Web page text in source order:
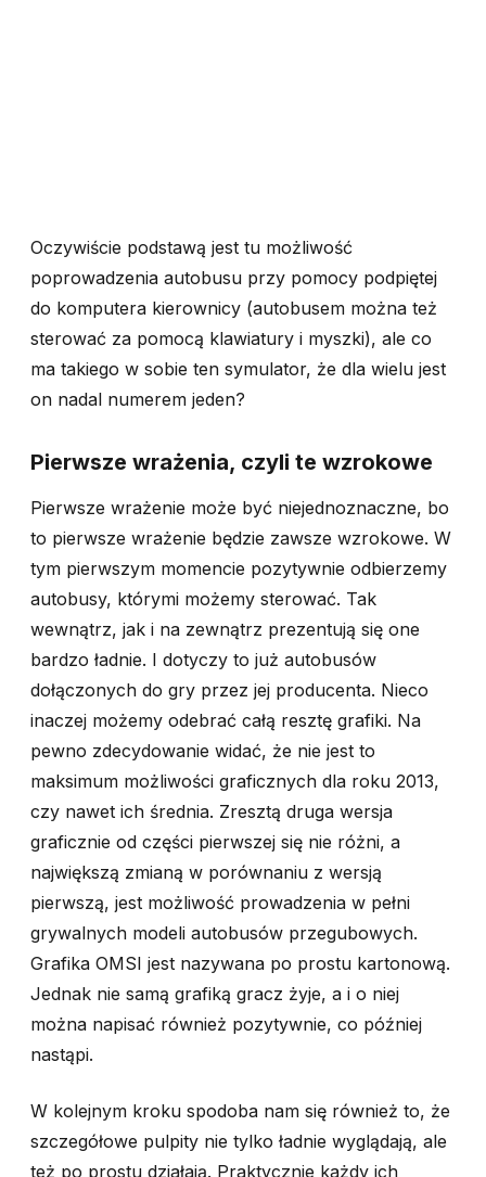
Oczywiście podstawą jest tu możliwość
poprowadzenia autobusu przy pomocy podpiętej
do komputera kierownicy (autobusem można też
sterować za pomocą klawiatury i myszki), ale co
ma takiego w sobie ten symulator, że dla wielu jest
on nadal numerem jeden?
Pierwsze wrażenia, czyli te wzrokowe
Pierwsze wrażenie może być niejednoznaczne, bo
to pierwsze wrażenie będzie zawsze wzrokowe. W
tym pierwszym momencie pozytywnie odbierzemy
autobusy, którymi możemy sterować. Tak
wewnątrz, jak i na zewnątrz prezentują się one
bardzo ładnie. I dotyczy to już autobusów
dołączonych do gry przez jej producenta. Nieco
inaczej możemy odebrać całą resztę grafiki. Na
pewno zdecydowanie widać, że nie jest to
maksimum możliwości graficznych dla roku 2013,
czy nawet ich średnia. Zresztą druga wersja
graficznie od części pierwszej się nie różni, a
największą zmianą w porównaniu z wersją
pierwszą, jest możliwość prowadzenia w pełni
grywalnych modeli autobusów przegubowych.
Grafika OMSI jest nazywana po prostu kartonową.
Jednak nie samą grafiką gracz żyje, a i o niej
można napisać również pozytywnie, co później
nastąpi.
W kolejnym kroku spodoba nam się również to, że
szczegółowe pulpity nie tylko ładnie wyglądają, ale
też po prostu działają. Praktycznie każdy ich